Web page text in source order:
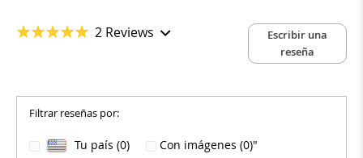
2 Reviews
Escribir una
reseña
Filtrar reseñas por:
Tu país (0) Con imágenes (0)"